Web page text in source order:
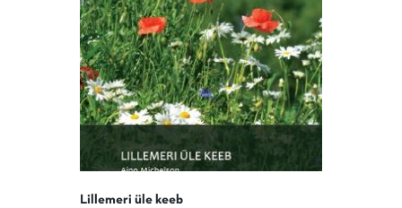
Lillemeri üle keeb